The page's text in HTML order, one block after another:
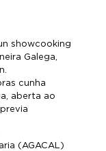
showcooking
Galega,
cunha
aberta ao
(AGACAL)